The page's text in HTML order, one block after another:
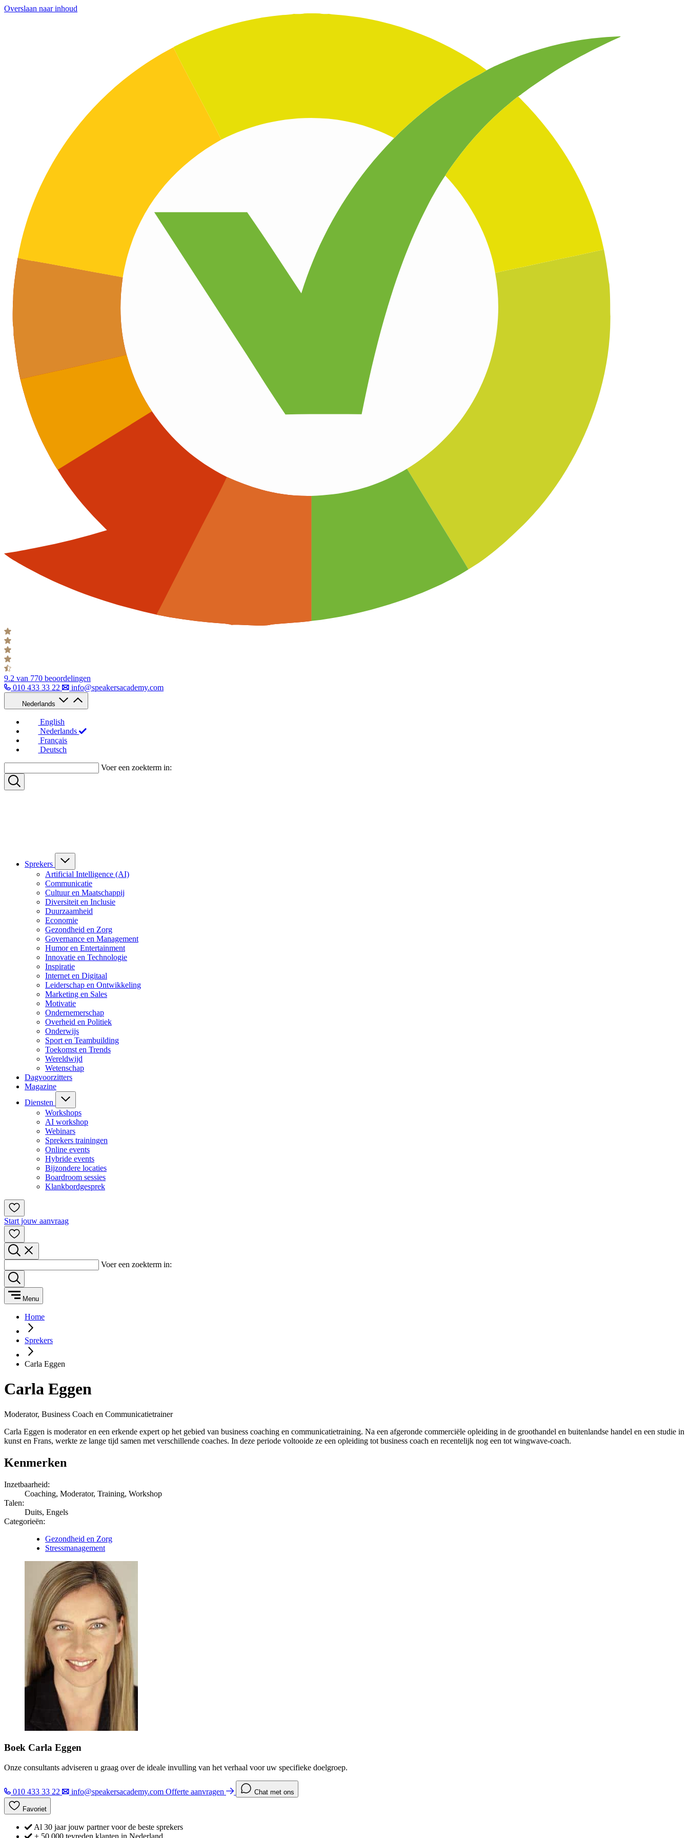
Overslaan naar inhoud
9.2 van 770 beoordelingen
010 433 33 22
info@speakersacademy.com
Nederlands
English
Nederlands
Français
Deutsch
Voer een zoekterm in:
Sprekers
Artificial Intelligence (AI)
Communicatie
Cultuur en Maatschappij
Diversiteit en Inclusie
Duurzaamheid
Economie
Gezondheid en Zorg
Governance en Management
Humor en Entertainment
Innovatie en Technologie
Inspiratie
Internet en Digitaal
Leiderschap en Ontwikkeling
Marketing en Sales
Motivatie
Ondernemerschap
Overheid en Politiek
Onderwijs
Sport en Teambuilding
Toekomst en Trends
Wereldwijd
Wetenschap
Dagvoorzitters
Magazine
Diensten
Workshops
AI workshop
Webinars
Sprekers trainingen
Online events
Hybride events
Bijzondere locaties
Boardroom sessies
Klankbordgesprek
Start jouw aanvraag
Voer een zoekterm in:
Menu
Home
Sprekers
Carla Eggen
Carla Eggen
Moderator, Business Coach en Communicatietrainer
Carla Eggen is moderator en een erkende expert op het gebied van business coaching en communicatietraining. Na een afgeronde commerciële opleiding in de groothandel en buitenlandse handel en een studie in
kunst en Frans, werkte ze lange tijd samen met verschillende coaches. In deze periode voltooide ze een opleiding tot business coach en recentelijk nog een tot wingwave-coach.
Kenmerken
Inzetbaarheid:
Coaching, Moderator, Training, Workshop
Talen:
Duits, Engels
Categorieën:
Gezondheid en Zorg
Stressmanagement
Boek Carla Eggen
Onze consultants adviseren u graag over de ideale invulling van het verhaal voor uw specifieke doelgroep.
010 433 33 22 info@speakersacademy.com Offerte aanvragen Chat met ons
Favoriet
Al 30 jaar jouw partner voor de beste sprekers